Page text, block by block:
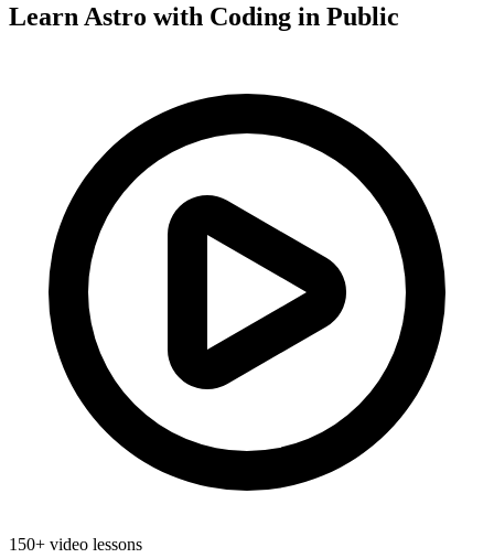
Learn Astro with Coding in Public
150+ video lessons